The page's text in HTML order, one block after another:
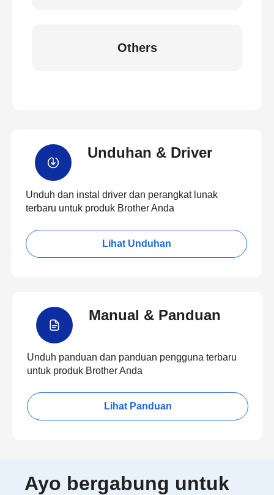
Others
Unduhan & Driver
Unduh dan instal driver dan perangkat lunak
terbaru untuk produk Brother Anda
Lihat Unduhan
Manual & Panduan
Unduh panduan dan panduan pengguna terbaru
untuk produk Brother Anda
Lihat Panduan
Ayo bergabung untuk